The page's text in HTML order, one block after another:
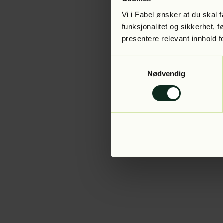
Vi i Fabel ønsker at du skal
funksjonalitet og sikkerhet,
presentere relevant innhold
Nødvendig
Application